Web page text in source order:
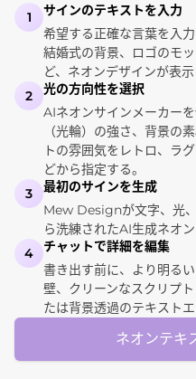
1
サインのテキストを入力
希望する正確な言葉を入
結婚式の背景、ロゴのモ
ど、ネオンデザインが表
2
光の方向性を選択
AIネオンサインメーカー
（光輪）の強さ、背景の
トの雰囲気をレトロ、ラ
どから指定する。
3
最初のサインを生成
Mew Designが文字、光
ら洗練されたAI生成ネオ
4
チャットで詳細を編集
書き出す前に、より明る
壁、クリーンなスクリプ
たは背景透過のテキスト
ネオンテキ